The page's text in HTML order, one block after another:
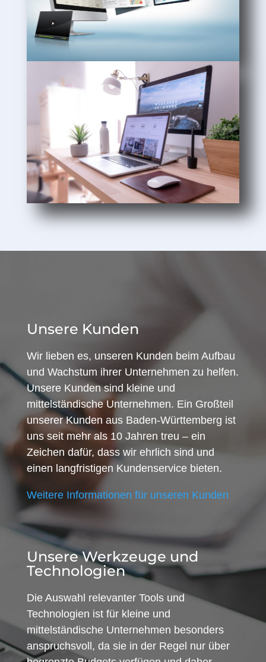
Unsere Kunden
Wir lieben es, unseren Kunden beim Aufbau
und Wachstum ihrer Unternehmen zu helfen.
Unsere Kunden sind kleine und
mittelständische Unternehmen. Ein Großteil
unserer Kunden aus Baden-Württemberg ist
uns seit mehr als 10 Jahren treu – ein
Zeichen dafür, dass wir ehrlich sind und
einen langfristigen Kundenservice bieten.
Weitere Informationen für unseren Kunden
Unsere Werkzeuge und
Technologien
Die Auswahl relevanter Tools und
Technologien ist für kleine und
mittelständische Unternehmen besonders
anspruchsvoll, da sie in der Regel nur über